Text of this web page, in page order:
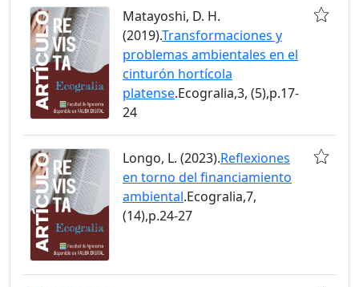
Matayoshi, D. H.
(2019).Transformaciones y
problemas ambientales en el
cinturón hortícola
platense.Ecogralia,3, (5),p.17-
24
Longo, L. (2023).Reflexiones
en torno del financiamiento
ambiental.Ecogralia,7,
(14),p.24-27